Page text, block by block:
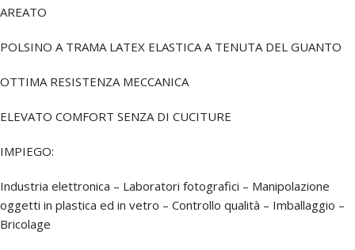
AREATO
POLSINO A TRAMA LATEX ELASTICA A TENUTA DEL GUANTO
OTTIMA RESISTENZA MECCANICA
ELEVATO COMFORT SENZA DI CUCITURE
IMPIEGO:
Industria elettronica – Laboratori fotografici – Manipolazione
oggetti in plastica ed in vetro – Controllo qualità – Imballaggio –
Bricolage